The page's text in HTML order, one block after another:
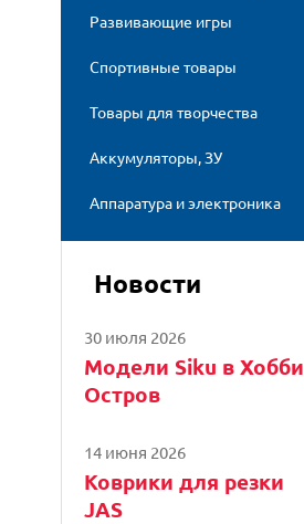
Развивающие игры
Спортивные товары
Товары для творчества
Аккумуляторы, ЗУ
Аппаратура и электроника
Новости
30 июля 2026
Модели Siku в Хобби
Остров
14 июня 2026
Коврики для резки
JAS